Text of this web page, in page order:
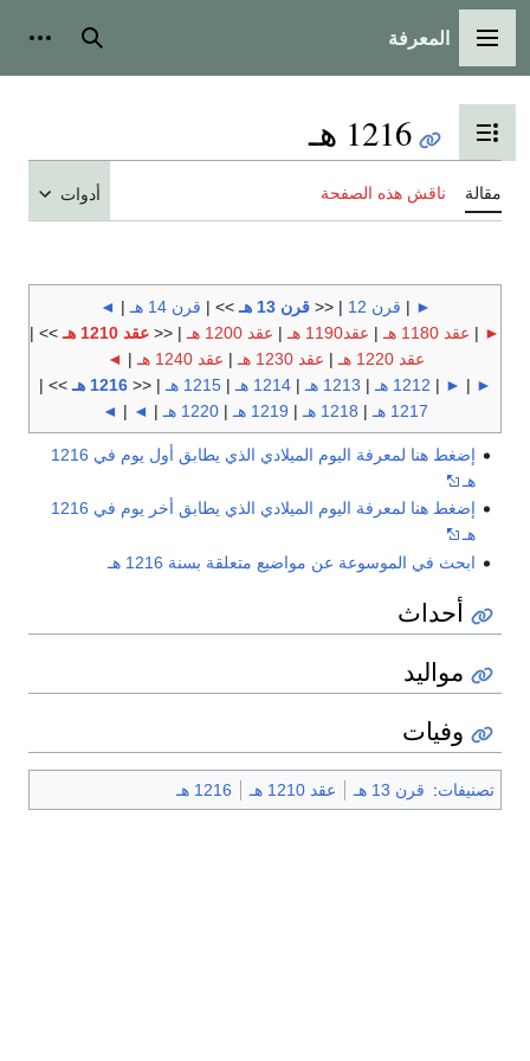
القائمة الرئيسية
المعرفة بحث
تبديل عرض جدول المحتويات
1216 هـ
مقالة ناقش هذه الصفحة أدوات
►
| قرن 12 | <<قرن 13 هـ >> | قرن 14 هـ |
◄
►
| عقد 1180 هـ | عقد1190 هـ | عقد 1200 هـ | << عقد 1210 هـ
>> |
عقد 1220 هـ
| عقد 1230 هـ | عقد 1240 هـ |
◄
►
|
►
| 1212 هـ | 1213 هـ |1214 هـ |1215 هـ | <<1216 هـ
>> |
1217 هـ
| 1218 هـ | 1219 هـ | 1220 هـ |
◄
|
◄
إضغط هنا لمعرفة اليوم الميلادي الذي يطابق أول يوم في 1216
هـ
إضغط هنا لمعرفة اليوم الميلادي الذي يطابق أخر يوم في 1216
هـ
ابحث في الموسوعة عن مواضيع متعلقة بسنة 1216 هـ
أحداث
مواليد
وفيات
تصنيفات: قرن 13 هـ عقد 1210 هـ 1216 هـ